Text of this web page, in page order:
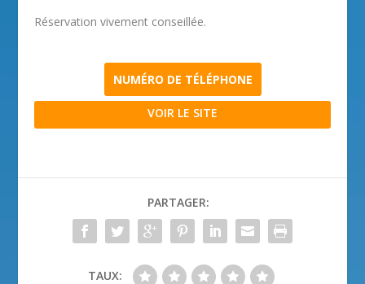
Réservation vivement conseillée.
NUMÉRO DE TÉLÉPHONE
VOIR LE SITE
PARTAGER:
TAUX: